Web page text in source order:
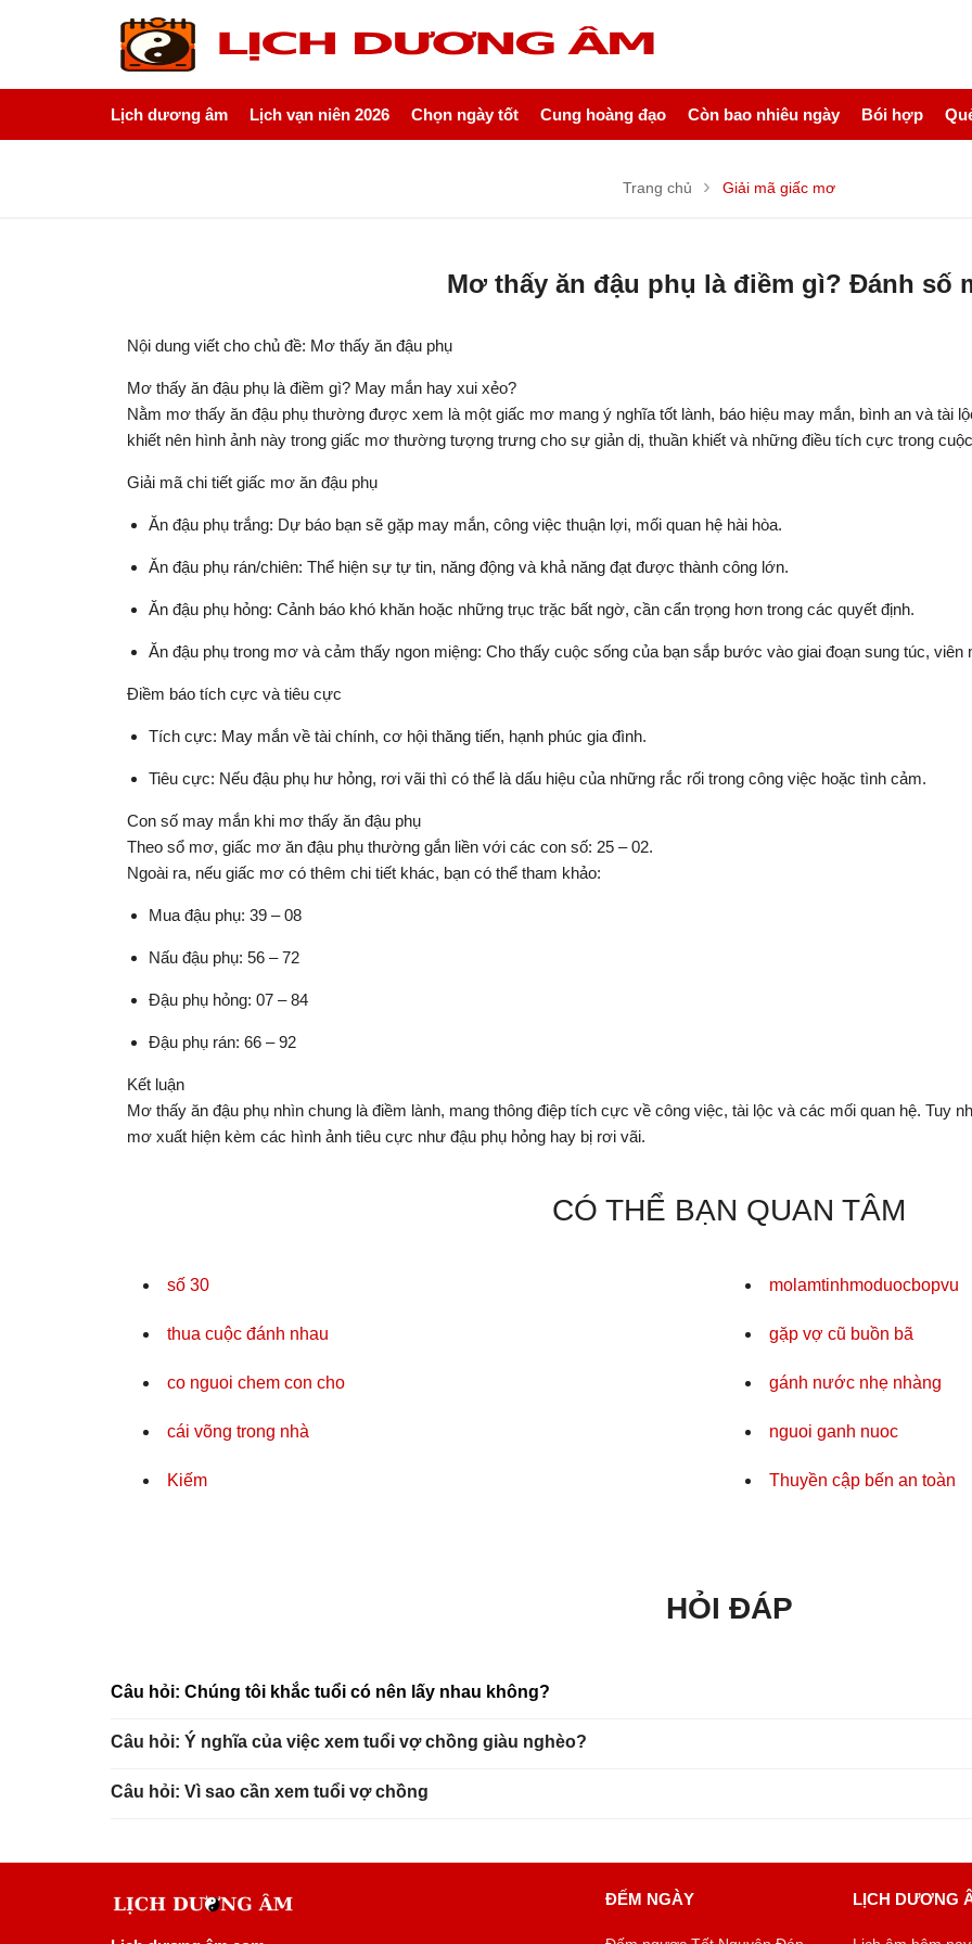
Lịch dương âm Lịch vạn niên 2026 Chọn ngày tốt Cung hoàng đạo Còn bao nhiêu ngày Bói hợp
Trang chủ Giải mã giấc mơ
Mơ thấy ăn đậu phụ là điềm gì? Đánh số
Nội dung viết cho chủ đề: Mơ thấy ăn đậu phụ
Mơ thấy ăn đậu phụ là điềm gì? May mắn hay xui xẻo?
Nằm mơ thấy ăn đậu phụ thường được xem là một giấc mơ mang ý nghĩa tốt lành, báo hiệu may mắn, bình an và tài
khiết nên hình ảnh này trong giấc mơ thường tượng trưng cho sự giản dị, thuần khiết và những điều tích cực trong
Giải mã chi tiết giấc mơ ăn đậu phụ
Ăn đậu phụ trắng: Dự báo bạn sẽ gặp may mắn, công việc thuận lợi, mối quan hệ hài hòa.
Ăn đậu phụ rán/chiên: Thể hiện sự tự tin, năng động và khả năng đạt được thành công lớn.
Ăn đậu phụ hỏng: Cảnh báo khó khăn hoặc những trục trặc bất ngờ, cần cẩn trọng hơn trong các quyết định.
Ăn đậu phụ trong mơ và cảm thấy ngon miệng: Cho thấy cuộc sống của bạn sắp bước vào giai đoạn sung túc, viên
Điềm báo tích cực và tiêu cực
Tích cực: May mắn về tài chính, cơ hội thăng tiến, hạnh phúc gia đình.
Tiêu cực: Nếu đậu phụ hư hỏng, rơi vãi thì có thể là dấu hiệu của những rắc rối trong công việc hoặc tình cảm.
Con số may mắn khi mơ thấy ăn đậu phụ
Theo sổ mơ, giấc mơ ăn đậu phụ thường gắn liền với các con số: 25 – 02.
Ngoài ra, nếu giấc mơ có thêm chi tiết khác, bạn có thể tham khảo:
Mua đậu phụ: 39 – 08
Nấu đậu phụ: 56 – 72
Đậu phụ hỏng: 07 – 84
Đậu phụ rán: 66 – 92
Kết luận
Mơ thấy ăn đậu phụ nhìn chung là điềm lành, mang thông điệp tích cực về công việc, tài lộc và các mối quan hệ. Tuy
mơ xuất hiện kèm các hình ảnh tiêu cực như đậu phụ hỏng hay bị rơi vãi.
CÓ THỂ BẠN QUAN TÂM
số 30
thua cuộc đánh nhau
co nguoi chem con cho
cái võng trong nhà
Kiếm
molamtinhmoduocbopvu
gặp vợ cũ buồn bã
gánh nước nhẹ nhàng
nguoi ganh nuoc
Thuyền cập bến an toàn
HỎI ĐÁP
Câu hỏi: Chúng tôi khắc tuổi có nên lấy nhau không?
Câu hỏi: Ý nghĩa của việc xem tuổi vợ chồng giàu nghèo?
Câu hỏi: Vì sao cần xem tuổi vợ chồng
ĐẾM NGÀY LỊCH DƯƠNG